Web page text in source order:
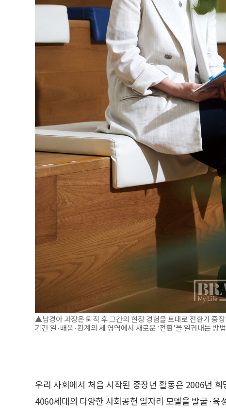
▲남경아 과장은 퇴직 후 그간의 현장 경험을 토대로 전환기 중
기간 일·배움·관계의 세 영역에서 새로운 ‘전환’을 일궈내는 방
우리 사회에서 처음 시작된 중장년 활동은 2006년
4060세대의 다양한 사회공헌 일자리 모델을 발굴·